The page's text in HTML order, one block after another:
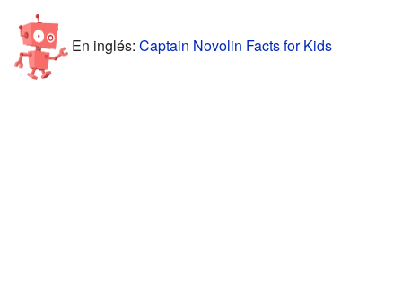
En inglés: Captain Novolin Facts for Kids